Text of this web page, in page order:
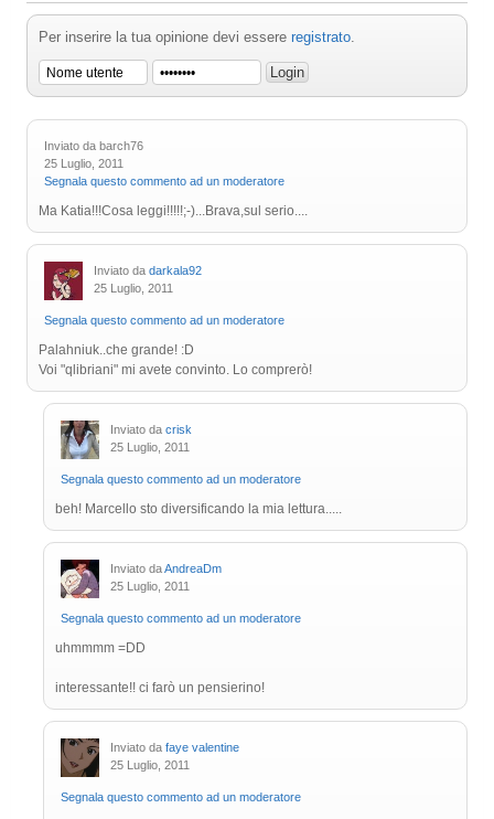
Per inserire la tua opinione devi essere registrato.
Inviato da barch76
25 Luglio, 2011
Segnala questo commento ad un moderatore
Ma Katia!!!Cosa leggi!!!!!;-)...Brava,sul serio....
Inviato da darkala92
25 Luglio, 2011
Segnala questo commento ad un moderatore
Palahniuk..che grande! :D
Voi "qlibriani" mi avete convinto. Lo comprerò!
Inviato da crisk
25 Luglio, 2011
Segnala questo commento ad un moderatore
beh! Marcello sto diversificando la mia lettura.....
Inviato daAndreaDm
25 Luglio, 2011
Segnala questo commento ad un moderatore
uhmmmm =DD
interessante!! ci farò un pensierino!
Inviato da faye valentine
25 Luglio, 2011
Segnala questo commento ad un moderatore